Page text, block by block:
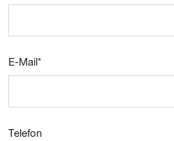
E-Mail*
Telefon